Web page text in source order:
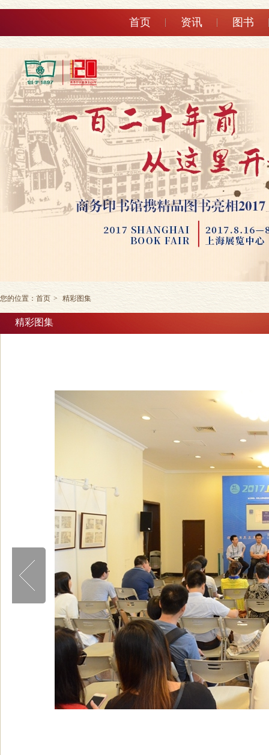
首页 资讯 图书
您的位置： 首页 > 精彩图集
精彩图集